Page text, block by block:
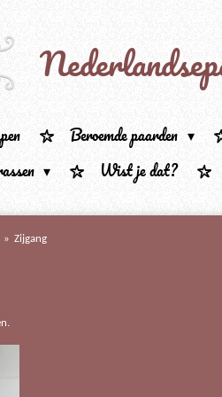
Beroemde paarden
Wist je dat?
» Zijgang